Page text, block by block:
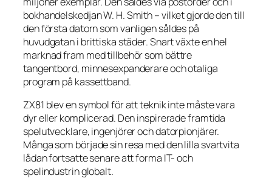
bokhandelskedjan W. H. Smith – vilket gjorde den till
den första datorn som vanligen såldes på
huvudgatan i brittiska städer. Snart växte en hel
marknad fram med tillbehör som bättre
tangentbord, minnesexpanderare och otaliga
program på kassettband.
ZX81 blev en symbol för att teknik inte måste vara
dyr eller komplicerad. Den inspirerade framtida
spelutvecklare, ingenjörer och datorpionjärer.
Många som började sin resa med den lilla svartvita
lådan fortsatte senare att forma IT- och
spelindustrin globalt.